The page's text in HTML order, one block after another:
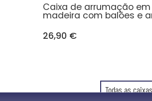
Caixa de arrumação em
madeira com balões e
26,90 €
Todas as